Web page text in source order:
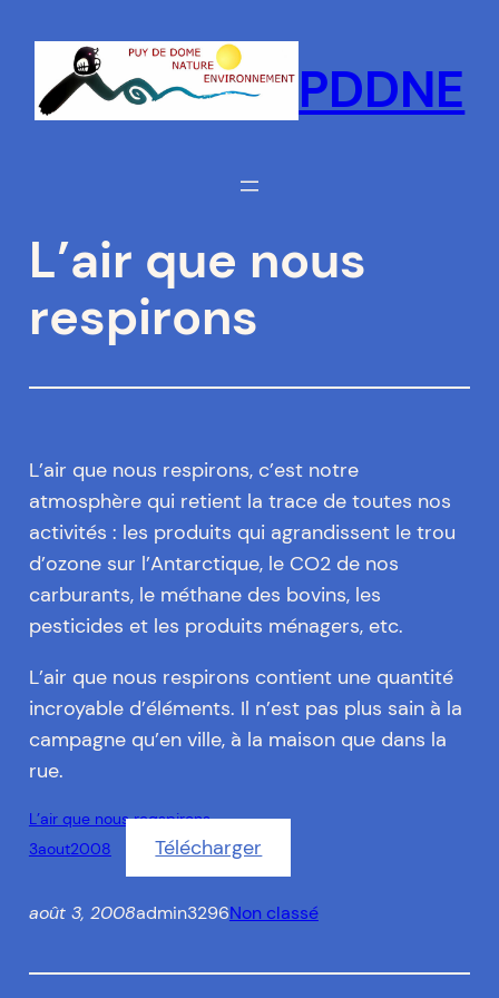
contenu
PDDNE
L’air que nous
respirons
L’air que nous respirons, c’est notre
atmosphère qui retient la trace de toutes nos
activités : les produits qui agrandissent le trou
d’ozone sur l’Antarctique, le CO2 de nos
carburants, le méthane des bovins, les
pesticides et les produits ménagers, etc.
L’air que nous respirons contient une quantité
incroyable d’éléments. Il n’est pas plus sain à la
campagne qu’en ville, à la maison que dans la
rue.
L’air que nous reqspirons
3aout2008
Télécharger
août 3, 2008admin3296Non classé